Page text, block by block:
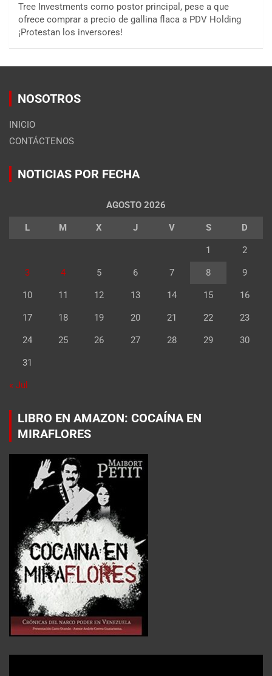
Tree Investments como postor principal, pese a que
ofrece comprar a precio de gallina flaca a PDV Holding
¡Protestan los inversores!
NOSOTROS
INICIO
CONTÁCTENOS
NOTICIAS POR FECHA
AGOSTO 2026
L M X J V S D
1 2
3 4 5 6 7 8 9
10 11 12 13 14 15 16
17 18 19 20 21 22 23
24 25 26 27 28 29 30
31
« Jul
LIBRO EN AMAZON: COCAÍNA EN
MIRAFLORES